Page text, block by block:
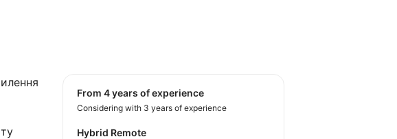
from 4 years of experience
Considering with 3 years of experience
Hybrid Remote